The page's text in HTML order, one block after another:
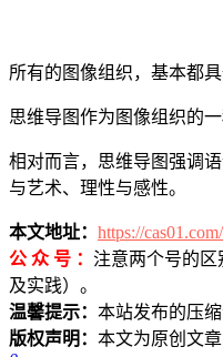
所有的图像组织，基本都
思维导图作为图像组织的
相对而言，思维导图强调
与艺术、理性与感性。
本文地址： https://
公 众 号 ： 注意两个号的区
及实践）。
温馨提示： 本站发布的压
版权声明： 本文为原创文